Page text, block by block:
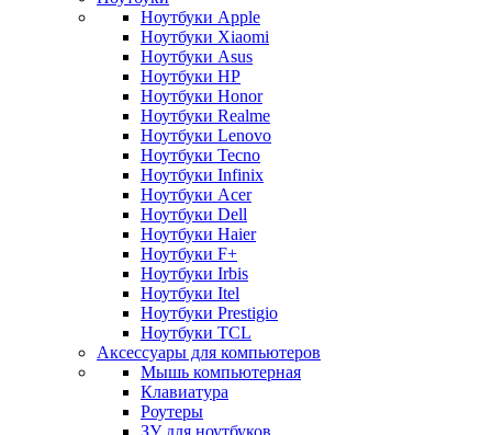
Ноутбуки Apple
Ноутбуки Xiaomi
Ноутбуки Asus
Ноутбуки HP
Ноутбуки Honor
Ноутбуки Realme
Ноутбуки Lenovo
Ноутбуки Tecno
Ноутбуки Infinix
Ноутбуки Acer
Ноутбуки Dell
Ноутбуки Haier
Ноутбуки F+
Ноутбуки Irbis
Ноутбуки Itel
Ноутбуки Prestigio
Ноутбуки TCL
Аксессуары для компьютеров
Мышь компьютерная
Клавиатура
Роутеры
ЗУ для ноутбуков